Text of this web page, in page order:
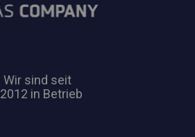
Wir sind seit
2012 in Betrieb